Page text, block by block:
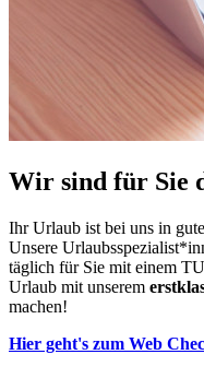
Wir sind für Sie
Ihr Urlaub ist bei uns in
Unsere
täglich für Sie mit einem
Urlaub mit unserem
machen!
Hier geht's zum Web